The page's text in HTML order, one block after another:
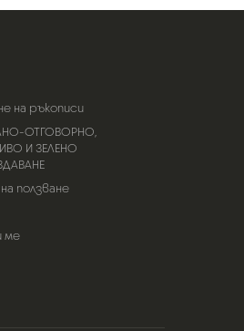
на ръкописи
ОТГОВОРНО,
И ЗЕЛЕНО
ползване
ме